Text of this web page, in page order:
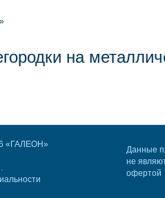
на
«ГАЛЕОН»
Данные
не
офертой